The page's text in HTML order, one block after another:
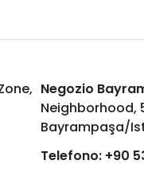
Negozio
Neighborhood,
Bayrampaşa/
Telefono:+90